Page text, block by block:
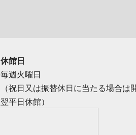
休館日
毎週火曜日
（祝日又は振替休日に当たる場合は
翌平日休館）